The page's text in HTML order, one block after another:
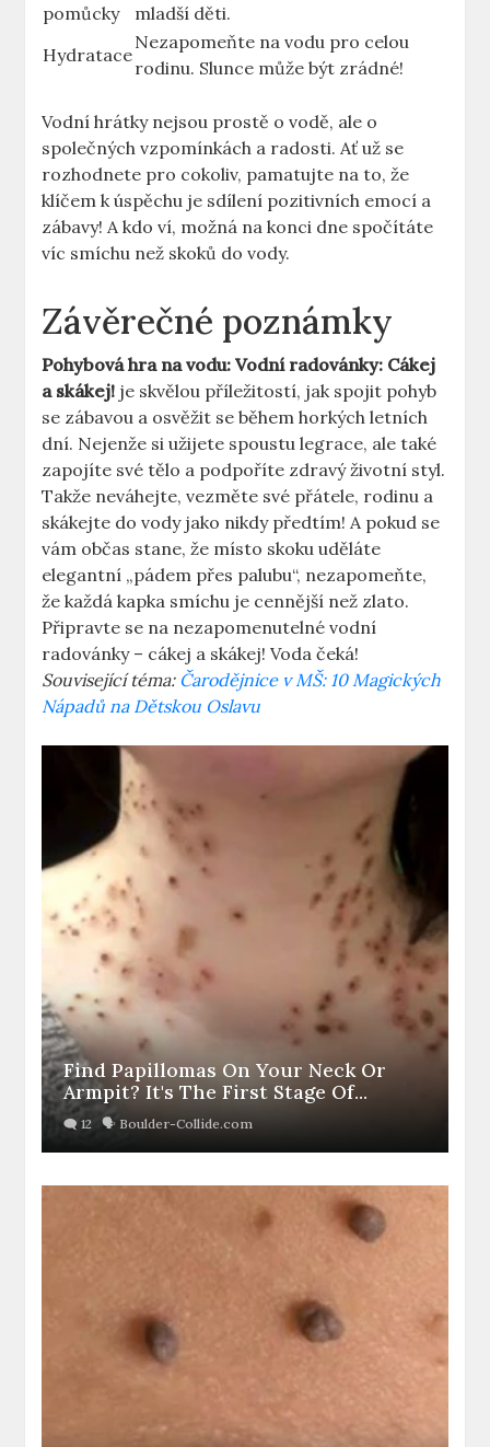
pomůcky
mladší děti.
Hydratace
Nezapomeňte na vodu pro celou
rodinu. Slunce může být zrádné!
Vodní hrátky nejsou prostě o vodě, ale o
společných vzpomínkách a radosti. Ať už se
rozhodnete pro cokoliv, pamatujte na to, že
klíčem k úspěchu je sdílení pozitivních emocí a
zábavy! A kdo ví, možná na konci dne spočítáte
víc smíchu než skoků do vody.
Závěrečné poznámky
Pohybová hra na vodu: Vodní radovánky: Cákej
a skákej! je skvělou příležitostí, jak spojit pohyb
se zábavou a osvěžit se během horkých letních
dní. Nejenže si užijete spoustu legrace, ale také
zapojíte své tělo a podpoříte zdravý životní styl.
Takže neváhejte, vezměte své přátele, rodinu a
skákejte do vody jako nikdy předtím! A pokud se
vám občas stane, že místo skoku uděláte
elegantní „pádem přes palubu“, nezapomeňte,
že každá kapka smíchu je cennější než zlato.
Připravte se na nezapomenutelné vodní
radovánky – cákej a skákej! Voda čeká!
Související téma: Čarodějnice v MŠ: 10 Magických
Nápadů na Dětskou Oslavu
Find Papillomas On Your Neck Or
Armpit? It's The First Stage Of...